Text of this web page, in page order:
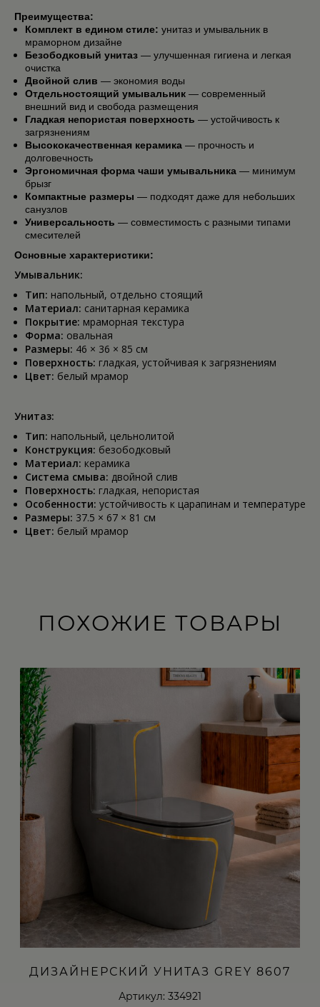
Преимущества:
Комплект в едином стиле: унитаз и умывальник в
мраморном дизайне
Безободковый унитаз — улучшенная гигиена и легкая
очистка
Двойной слив — экономия воды
Отдельностоящий умывальник — современный
внешний вид и свобода размещения
Гладкая непористая поверхность — устойчивость к
загрязнениям
Высококачественная керамика — прочность и
долговечность
Эргономичная форма чаши умывальника — минимум
брызг
Компактные размеры — подходят даже для небольших
санузлов
Универсальность — совместимость с разными типами
смесителей
Основные характеристики:
Умывальник:
Тип: напольный, отдельно стоящий
Материал: санитарная керамика
Покрытие: мраморная текстура
Форма: овальная
Размеры: 46 × 36 × 85 см
Поверхность: гладкая, устойчивая к загрязнениям
Цвет: белый мрамор
Унитаз:
Тип: напольный, цельнолитой
Конструкция: безободковый
Материал: керамика
Система смыва: двойной слив
Поверхность: гладкая, непористая
Особенности: устойчивость к царапинам и температуре
Размеры: 37.5 × 67 × 81 см
Цвет: белый мрамор
ПОХОЖИЕ ТОВАРЫ
ДИЗАЙНЕРСКИЙ УНИТАЗ GREY 8607
Артикул: 334921